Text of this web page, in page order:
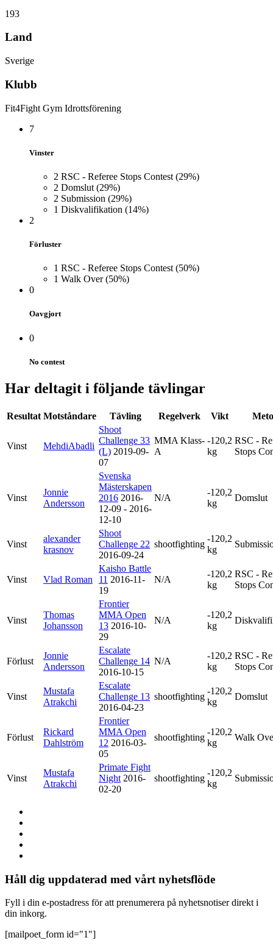
193
Land
Sverige
Klubb
Fit4Fight Gym Idrottsförening
7
Vinster
2 RSC - Referee Stops Contest (29%)
2 Domslut (29%)
2 Submission (29%)
1 Diskvalifikation (14%)
2
Förluster
1 RSC - Referee Stops Contest (50%)
1 Walk Over (50%)
0
Oavgjort
0
No contest
Har deltagit i följande tävlingar
Resultat Motståndare Tävling Regelverk Vikt
Vinst MehdiAbadli
Shoot
Challenge 33
(L) 2019-09-
07
MMA Klass-
A
-120,2
kg
RSC -
Stops
Vinst
Jonnie
Andersson
Svenska
Mästerskapen
2016 2016-
12-09 - 2016-
12-10
N/A
-120,2
kg
Domslut
Vinst
alexander
krasnov
Shoot
Challenge 22
2016-09-24
shootfighting
-120,2
kg
Vinst Vlad Roman
Kaisho Battle
11 2016-11-
19
N/A
-120,2
kg
RSC -
Stops
Vinst
Thomas
Johansson
Frontier
MMA Open
13 2016-10-
29
N/A
-120,2
kg
Förlust
Jonnie
Andersson
Escalate
Challenge 14
2016-10-15
N/A
-120,2
kg
RSC -
Stops
Vinst
Mustafa
Atrakchi
Escalate
Challenge 13
2016-04-23
shootfighting
-120,2
kg
Domslut
Förlust
Rickard
Dahlström
Frontier
MMA Open
12 2016-03-
05
shootfighting
-120,2
kg
Walk
Vinst
Mustafa
Atrakchi
Primate Fight
Night 2016-
02-20
shootfighting
-120,2
kg
Håll dig uppdaterad med vårt nyhetsflöde
Fyll i din e-postadress för att prenumerera på nyhetsnotiser direkt i
din inkorg.
[mailpoet_form id="1"]